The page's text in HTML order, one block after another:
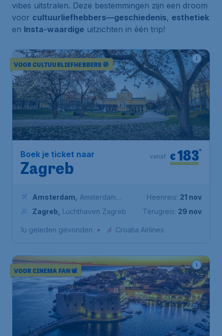
vibes uitstralen. Deze bestemmingen zijn een droom
voor cultuurliefhebbers—geschiedenis, esthetiek
en Insta-waardige uitzichten in één trip!
VOOR CULTUURLIEFHEBBERS 🧭
Boek je ticket naar
Zagreb
€183*
vanaf
Amsterdam
Amsterdam
Airport Schiphol
Zagreb Luchthaven Zagreb
Heenreis: 21 nov
Terugreis: 29 nov
1u geleden gevonden • Croatia Airlines
VOOR CINEMA FAN 📽️